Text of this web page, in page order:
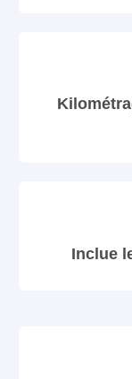
Inclue